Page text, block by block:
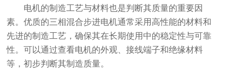
电机的制造工艺与材料也是判断其质量的重要因
素。优质的三相混合步进电机通常采用高性能的材料和
先进的制造工艺，确保其在长期使用中的稳定性与可靠
性。可以通过查看电机的外观、接线端子和绝缘材料
等，初步判断其制造质量。